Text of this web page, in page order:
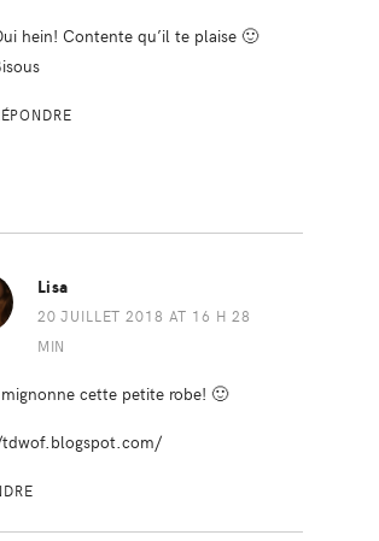
hein! Contente qu’il te plaise 🙂
Lisa
20 JUILLET 2018 AT 16 H 28
MIN
cette petite robe! 🙂